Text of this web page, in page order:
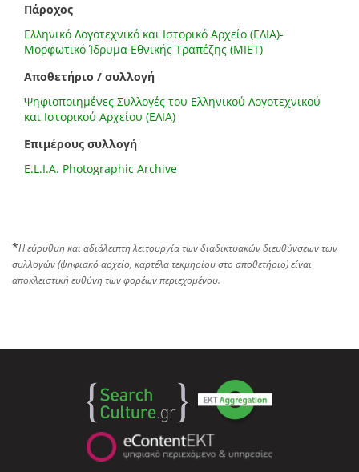
Πάροχος
Ελληνικό Λογοτεχνικό και Ιστορικό Αρχείο (ΕΛΙΑ)-
Μορφωτικό Ίδρυμα Εθνικής Τραπέζης (ΜΙΕΤ)
Αποθετήριο / συλλογή
Ψηφιοποιημένες Συλλογές του Ελληνικού Λογοτεχνικού
και Ιστορικού Αρχείου (ΕΛΙΑ)
Επιμέρους συλλογή
E.L.I.A. Photographic Archive
*Η εύρυθμη και αδιάλειπτη λειτουργία των διαδικτυακών διευθύνσεων των
συλλογών (ψηφιακό αρχείο, καρτέλα τεκμηρίου στο αποθετήριο) είναι
αποκλειστική ευθύνη των φορέων περιεχομένου.